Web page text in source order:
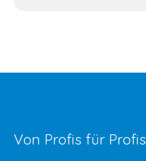
Von Profis für Profis